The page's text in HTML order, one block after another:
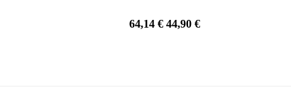
64,14 € 44,90 €